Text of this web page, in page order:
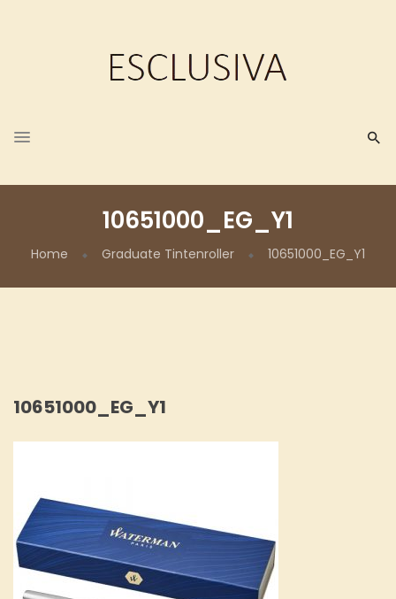
10651000_EG_Y1
Home Graduate Tintenroller 10651000_EG_Y1
10651000_EG_Y1